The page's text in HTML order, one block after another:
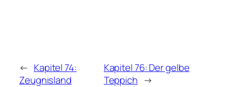
← Kapitel 74:
Zeugnisland
Kapitel 76: Der gelbe
Teppich →